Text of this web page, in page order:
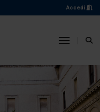
Accedi
toggle